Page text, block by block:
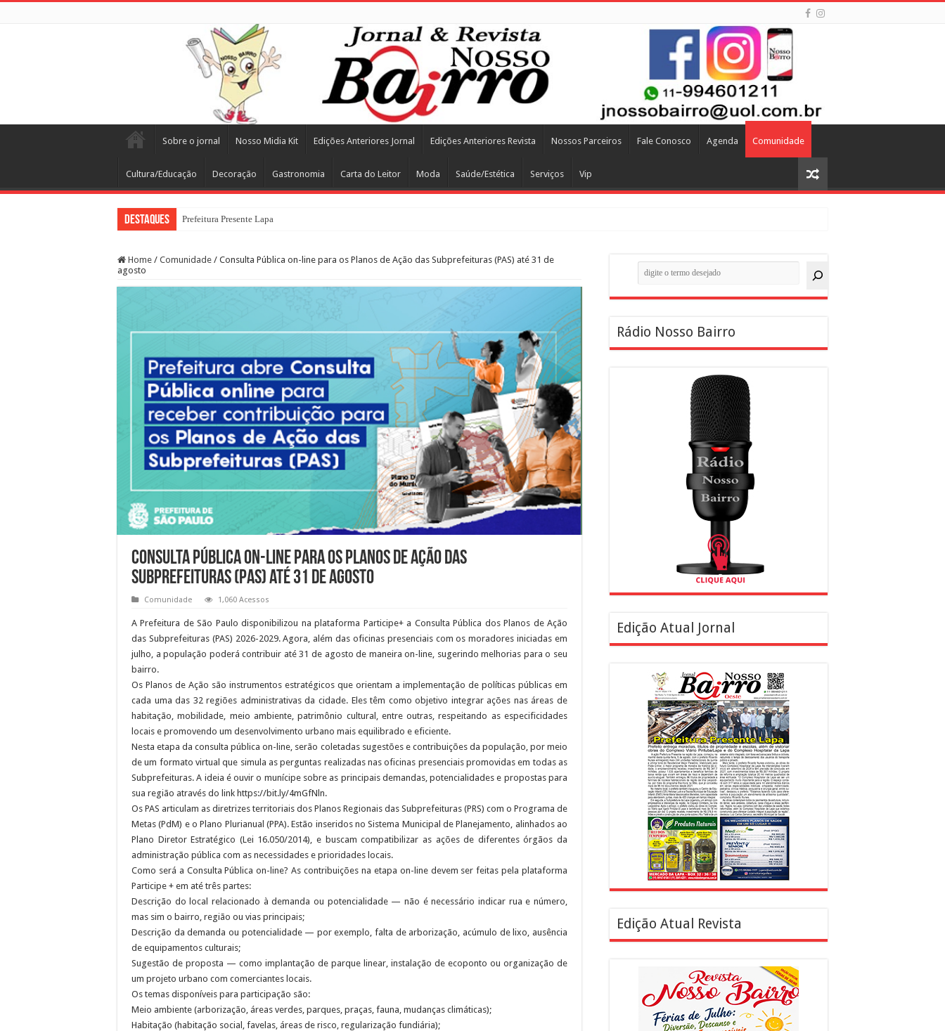
Sobre o jornal Nosso Midia Kit Edições Anteriores Jornal Edições Anteriores Revista Nossos Parceiros Fale Conosco Agenda Comunidade
Cultura/Educação Decoração Gastronomia Carta do Leitor Moda Saúde/Estética Serviços Vip
Destaques Prefeitura Presente Lapa
Home / Comunidade / Consulta Pública on-line para os Planos de Ação das Subprefeituras (PAS) até 31 de
agosto
Consulta Pública on-line para os Planos de Ação das
Subprefeituras (PAS) até 31 de agosto
Comunidade 1,060 Acessos
A Prefeitura de São Paulo disponibilizou na plataforma Participe+ a Consulta Pública dos Planos de Ação
das Subprefeituras (PAS) 2026-2029. Agora, além das oficinas presenciais com os moradores iniciadas em
julho, a população poderá contribuir até 31 de agosto de maneira on-line, sugerindo melhorias para o seu
bairro.
Os Planos de Ação são instrumentos estratégicos que orientam a implementação de políticas públicas em
cada uma das 32 regiões administrativas da cidade. Eles têm como objetivo integrar ações nas áreas de
habitação, mobilidade, meio ambiente, patrimônio cultural, entre outras, respeitando as especificidades
locais e promovendo um desenvolvimento urbano mais equilibrado e eficiente.
Nesta etapa da consulta pública on-line, serão coletadas sugestões e contribuições da população, por meio
de um formato virtual que simula as perguntas realizadas nas oficinas presenciais promovidas em todas as
Subprefeituras. A ideia é ouvir o munícipe sobre as principais demandas, potencialidades e propostas para
sua região através do link https://bit.ly/4mGfNln.
Os PAS articulam as diretrizes territoriais dos Planos Regionais das Subprefeituras (PRS) com o Programa de
Metas (PdM) e o Plano Plurianual (PPA). Estão inseridos no Sistema Municipal de Planejamento, alinhados ao
Plano Diretor Estratégico (Lei 16.050/2014), e buscam compatibilizar as ações de diferentes órgãos da
administração pública com as necessidades e prioridades locais.
Como será a Consulta Pública on-line? As contribuições na etapa on-line devem ser feitas pela plataforma
Participe + em até três partes:
Descrição do local relacionado à demanda ou potencialidade — não é necessário indicar rua e número,
mas sim o bairro, região ou vias principais;
Descrição da demanda ou potencialidade — por exemplo, falta de arborização, acúmulo de lixo, ausência
de equipamentos culturais;
Sugestão de proposta — como implantação de parque linear, instalação de ecoponto ou organização de
um projeto urbano com comerciantes locais.
Os temas disponíveis para participação são:
Meio ambiente (arborização, áreas verdes, parques, praças, fauna, mudanças climáticas);
Habitação (habitação social, favelas, áreas de risco, regularização fundiária);
Pesquisar
Rádio Nosso Bairro
Edição Atual Jornal
Edição Atual Revista